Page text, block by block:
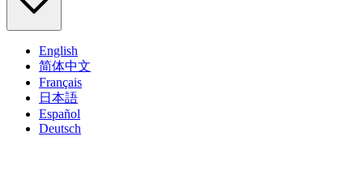
English
简体中文
Français
日本語
Español
Deutsch